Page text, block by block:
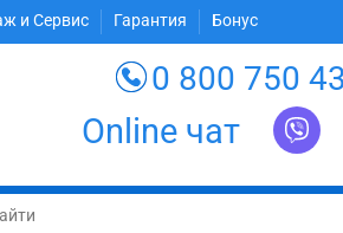
и Сервис Гарантия Бонус
0 800 750
Online чат